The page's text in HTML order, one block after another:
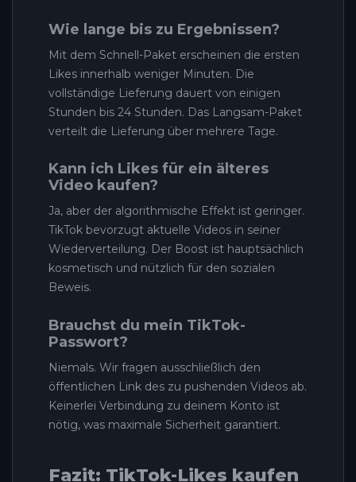
Wie lange bis zu Ergebnissen?
Mit dem Schnell-Paket erscheinen die ersten
Likes innerhalb weniger Minuten. Die
vollständige Lieferung dauert von einigen
Stunden bis 24 Stunden. Das Langsam-Paket
verteilt die Lieferung über mehrere Tage.
Kann ich Likes für ein älteres
Video kaufen?
Ja, aber der algorithmische Effekt ist geringer.
TikTok bevorzugt aktuelle Videos in seiner
Wiederverteilung. Der Boost ist hauptsächlich
kosmetisch und nützlich für den sozialen
Beweis.
Brauchst du mein TikTok-
Passwort?
Niemals. Wir fragen ausschließlich den
öffentlichen Link des zu pushenden Videos ab.
Keinerlei Verbindung zu deinem Konto ist
nötig, was maximale Sicherheit garantiert.
Fazit: TikTok-Likes kaufen